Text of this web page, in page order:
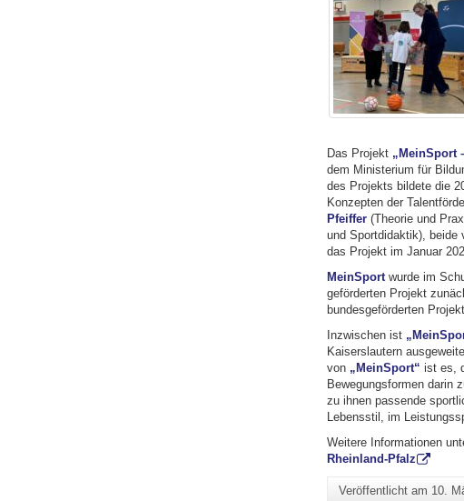
Das Projekt „MeinSport
dem Ministerium für
des Projekts bildete die
Konzepten der
Pfeiffer(Theorie und
und Sportdidaktik), beide
das Projekt im Januar
MeinSportwurde im
geförderten Projekt
bundesgeförderten
Inzwischen ist
Kaiserslautern
von „MeinSport“ ist es,
Bewegungsformen darin
zu ihnen passende
Lebensstil, im
Weitere Informationen
Rheinland-Pfalz
Veröffentlicht am 10.